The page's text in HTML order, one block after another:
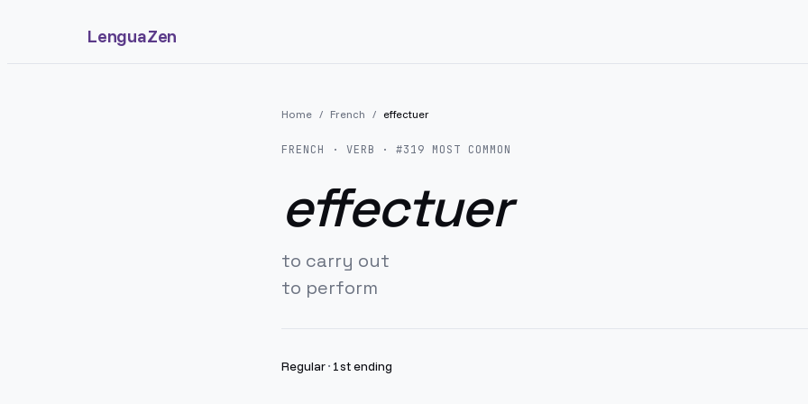
LenguaZen
Home / French / effectuer
FRENCH · VERB · #319 MOST COMMON
effectuer
to carry out
to perform
Regular· 1st ending